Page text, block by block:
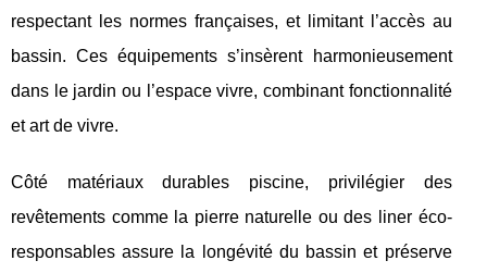
respectant les normes françaises, et limitant l’accès au
bassin. Ces équipements s’insèrent harmonieusement
dans le jardin ou l’espace vivre, combinant fonctionnalité
et art de vivre.
Côté matériaux durables piscine, privilégier des
revêtements comme la pierre naturelle ou des liner éco-
responsables assure la longévité du bassin et préserve